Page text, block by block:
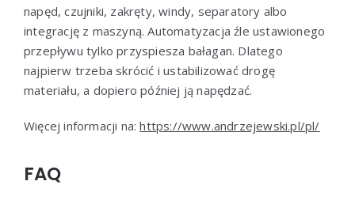
napęd, czujniki, zakręty, windy, separatory albo
integrację z maszyną. Automatyzacja źle ustawionego
przepływu tylko przyspiesza bałagan. Dlatego
najpierw trzeba skrócić i ustabilizować drogę
materiału, a dopiero później ją napędzać.
Więcej informacji na:https://www.andrzejewski.pl/pl/
FAQ